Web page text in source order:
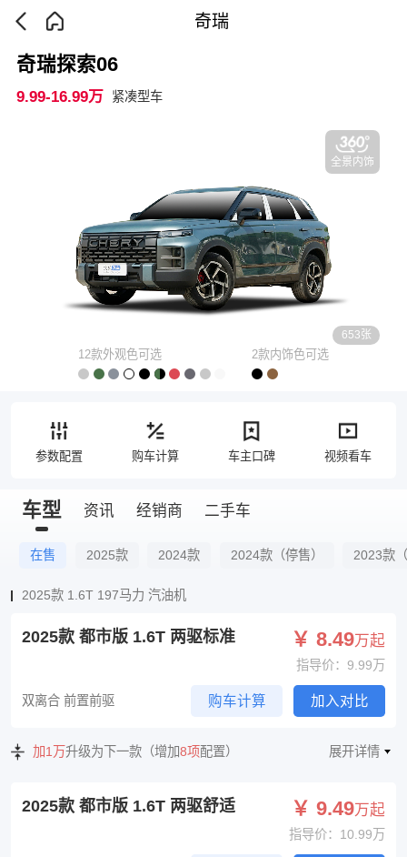
奇瑞
全景内饰
653张
奇瑞探索06
9.99-16.99万 紧凑型车
12款外观色可选 2款内饰色可选
参数配置 购车计算 车主口碑 视频看车
车型 资讯 经销商 二手车
在售 2025款 2024款 2024款（停售） 2023款
2025款 1.6T 197马力 汽油机
2025款 都市版 1.6T 两驱标准 ￥ 8.49万起
指导价：9.99万
双离合 前置前驱 购车计算 加入对比
加1万升级为下一款（增加8项配置） 展开详情
2025款 都市版 1.6T 两驱舒适 ￥ 9.49万起
指导价：10.99万